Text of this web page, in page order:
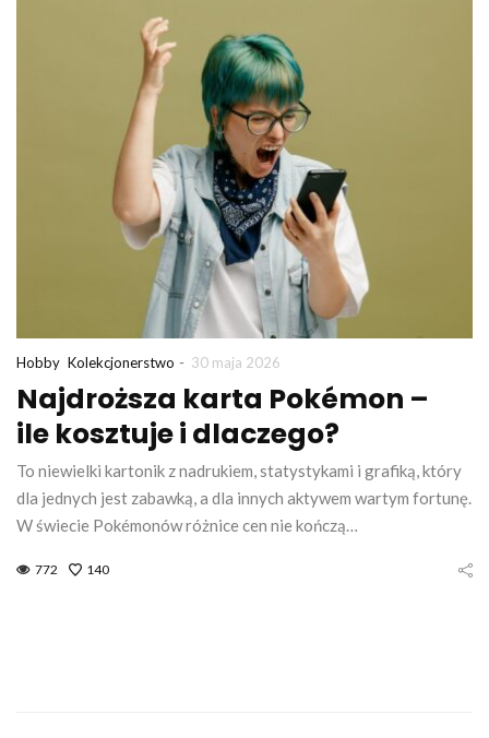
Hobby Kolekcjonerstwo - 30 maja 2026
Najdroższa karta Pokémon –
ile kosztuje i dlaczego?
To niewielki kartonik z nadrukiem, statystykami i grafiką, który
dla jednych jest zabawką, a dla innych aktywem wartym fortunę.
W świecie Pokémonów różnice cen nie kończą…
772 140